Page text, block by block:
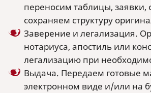
переносим таблицы,
сохраняем структуру
Заверение и легализация.
нотариуса, апостиль или
легализацию при
Выдача. Передаем готовые
электронном виде и/или на